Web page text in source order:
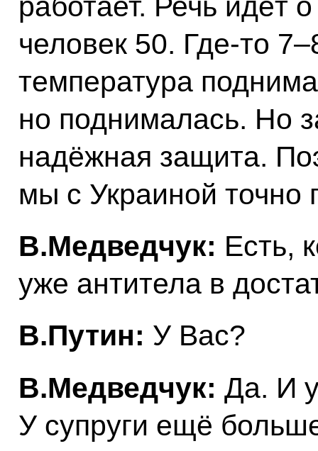
человек 50. Где‑то
температура
но поднималась. Но
надёжная защита.
мы с Украиной точно
В.Медведчук: Есть,
уже антитела в
В.Путин: У Вас?
В.Медведчук: Да. И
У супруги ещё